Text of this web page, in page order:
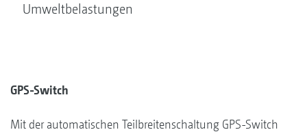
Umweltbelastungen
GPS-Switch
Mit der automatischen Teilbreitenschaltung GPS-Switch